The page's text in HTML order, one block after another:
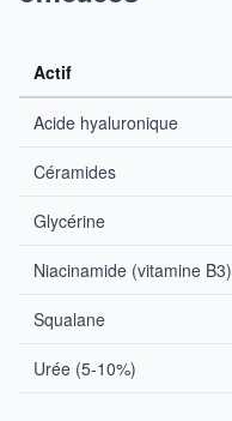
Actif
Acide hyaluronique
Céramides
Glycérine
Niacinamide (vitamine B3)
Squalane
Urée (5-10%)